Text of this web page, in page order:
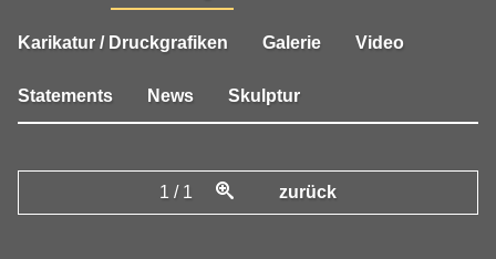
Karikatur / Druckgrafiken Galerie Video
Statements News Skulptur
1 / 1 zurück